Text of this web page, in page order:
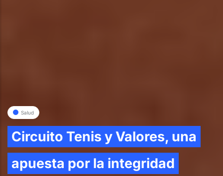
Salud
Circuito Tenis y Valores, una
apuesta por la integridad